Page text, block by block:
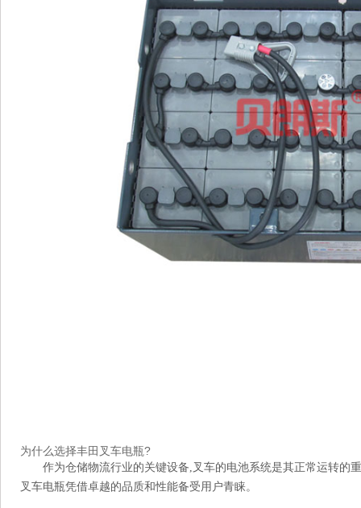
为什么选择丰田叉车电瓶?
作为仓储物流行业的关键设备,叉车的电池系统是其正常运转的
叉车电瓶凭借卓越的品质和性能备受用户青睐。